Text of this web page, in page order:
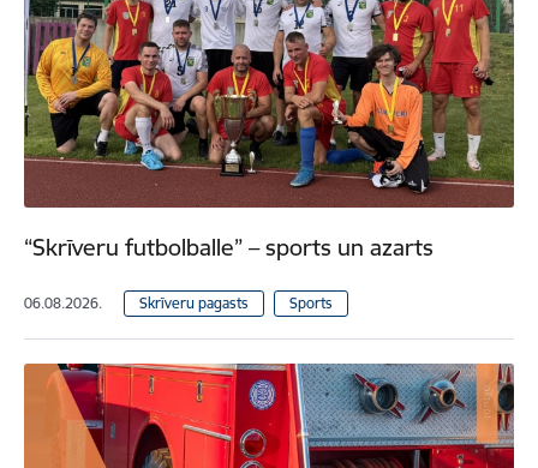
“Skrīveru futbolballe” – sports un azarts
06.08.2026. Skrīveru pagasts Sports